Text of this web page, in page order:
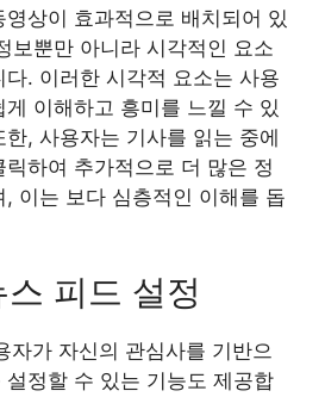
상이 효과적으로 배치되어 있
보뿐만 아니라 시각적인 요소
다. 이러한 시각적 요소는 사용
이해하고 흥미를 느낄 수 있
한, 사용자는 기사를 읽는 중에
하여 추가적으로 더 많은 정
, 이는 보다 심층적인 이해를 돕
피드 설정
자가 자신의 관심사를 기반으
정할 수 있는 기능도 제공합